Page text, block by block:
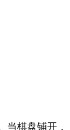
棋盘铺开，